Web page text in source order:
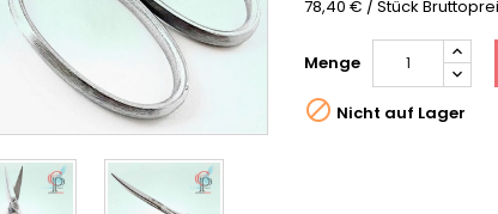
78,40 € / Stück
Menge
 Nicht auf Lager